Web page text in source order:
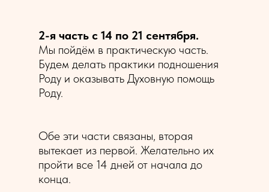
2-я часть с 14 по 21 сентября.
Мы пойдём в практическую часть.
Будем делать практики подношения
Роду и оказывать Духовную помощь
Роду.
Обе эти части связаны, вторая
вытекает из первой. Желательно их
пройти все 14 дней от начала до
конца.